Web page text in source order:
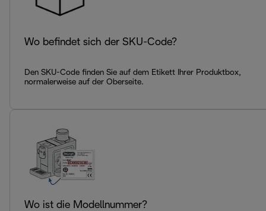
Wo befindet sich der SKU-Code?
Den SKU-Code finden Sie auf dem Etikett Ihrer Produktbox,
normalerweise auf der Oberseite.
Wo ist die Modellnummer?